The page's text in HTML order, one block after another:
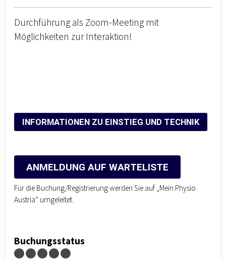
Durchführung als Zoom-Meeting mit
Möglichkeiten zur Interaktion!
INFORMATIONEN ZU EINSTIEG UND TECHNIK
ANMELDUNG AUF WARTELISTE
Für die Buchung/Registrierung werden Sie auf „Mein Physio
Austria“ umgeleitet.
Buchungsstatus